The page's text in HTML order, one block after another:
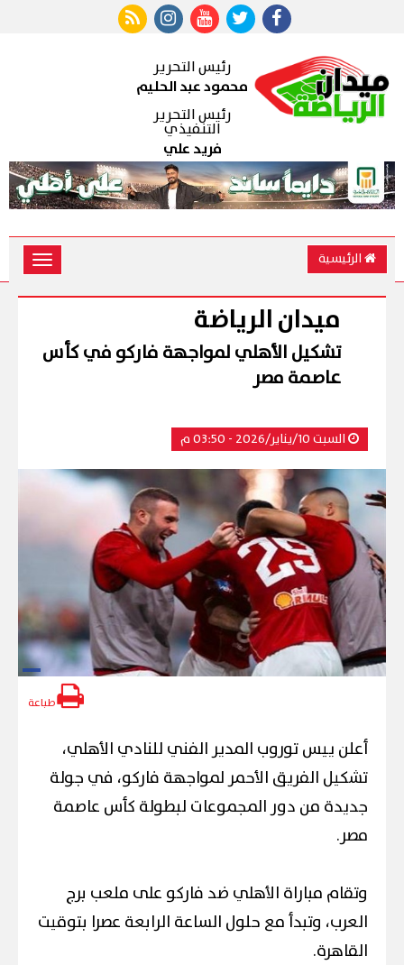
رئيس التحرير
محمود عبد الحليم
رئيس التحرير
التنفيذي
فريد علي
الرئيسية
Toggle
ميدان الرياضة
تشكيل الأهلي لمواجهة فاركو في كأس
عاصمة مصر
السبت 10/يناير/2026 - 03:50 م
طباعة
أعلن ييس توروب المدير الفني للنادي الأهلي،
تشكيل الفريق الأحمر لمواجهة فاركو، في جولة
جديدة من دور المجموعات لبطولة كأس عاصمة
مصر.
وتقام مباراة الأهلي ضد فاركو على ملعب برج
العرب، وتبدأ مع حلول الساعة الرابعة عصرا بتوقيت
القاهرة.